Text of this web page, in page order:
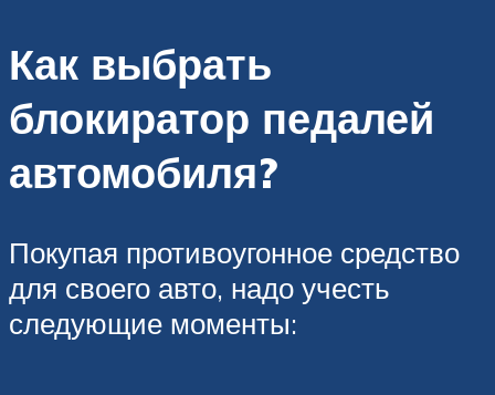
Как выбрать
блокиратор педалей
автомобиля?
Покупая противоугонное средство
для своего авто, надо учесть
следующие моменты: